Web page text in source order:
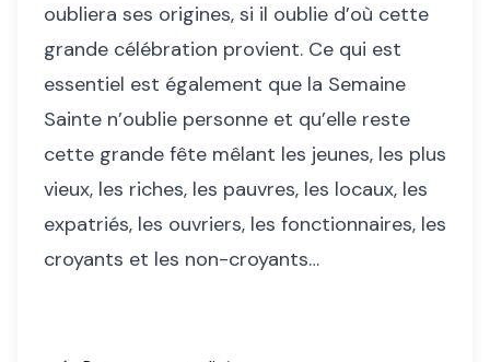
oubliera ses origines, si il oublie d’où cette
grande célébration provient. Ce qui est
essentiel est également que la Semaine
Sainte n’oublie personne et qu’elle reste
cette grande fête mêlant les jeunes, les plus
vieux, les riches, les pauvres, les locaux, les
expatriés, les ouvriers, les fonctionnaires, les
croyants et les non-croyants…